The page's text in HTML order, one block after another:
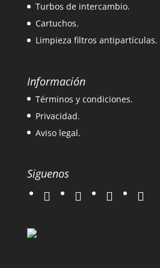
Turbos de intercambio.
Cartuchos.
Limpieza filtros antipartículas.
Información
Términos y condiciones.
Privacidad.
Aviso legal.
Siguenos
twitter instagramfacebook google